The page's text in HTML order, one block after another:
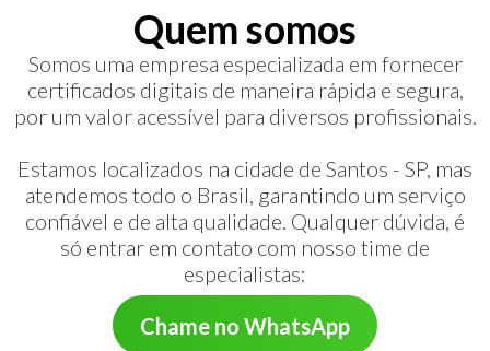
Quem somos
Somos uma empresa especializada em fornecer
certificados digitais de maneira rápida e segura,
por um valor acessível para diversos profissionais.
Estamos localizados na cidade de Santos - SP, mas
atendemos todo o Brasil, garantindo um serviço
confiável e de alta qualidade. Qualquer dúvida, é
só entrar em contato com nosso time de
especialistas:
Chame no WhatsApp